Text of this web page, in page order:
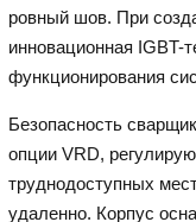
ровный шов. При
инновационная IGBT-
функционирования
Безопасность
опции VRD,
труднодоступных
удаленно. Корпус